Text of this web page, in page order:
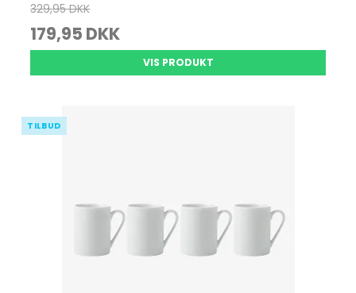
329,95 DKK
179,95 DKK
VIS PRODUKT
TILBUD